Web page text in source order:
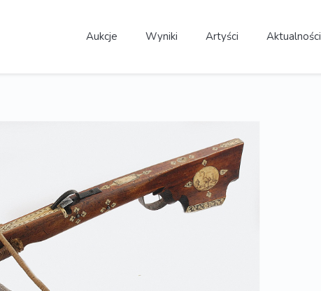
Aukcje Wyniki Artyści Aktualności